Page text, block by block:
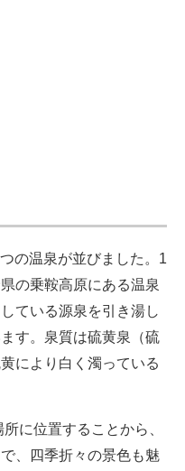
の温泉が並びました。1
の乗鞍高原にある温泉
ている源泉を引き湯し
す。泉質は硫黄泉（硫
により白く濁っている
に位置することから、
、四季折々の景色も魅